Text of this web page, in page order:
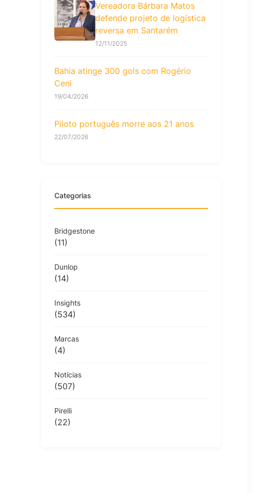
Vereadora Bárbara Matos
defende projeto de logística
reversa em Santarém
12/11/2025
Bahia atinge 300 gols com Rogério
Ceni
19/04/2026
Piloto português morre aos 21 anos
22/07/2026
Categorias
Bridgestone
(11)
Dunlop
(14)
Insights
(534)
Marcas
(4)
Notícias
(507)
Pirelli
(22)